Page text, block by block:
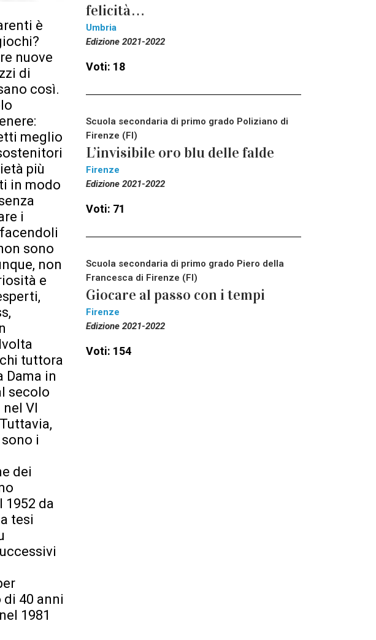
è
nuove
di
così.
meglio
più
in modo
i
sono
non
e
tuttora
Dama in
secolo
VI
i
dei
1952 da
tesi
di 40 anni
1981
felicità…
Umbria
Edizione 2021-2022
Voti: 18
Scuola secondaria di primo grado Poliziano di
Firenze (FI)
L’invisibile oro blu delle falde
Firenze
Edizione 2021-2022
Voti: 71
Scuola secondaria di primo grado Piero della
Francesca di Firenze (FI)
Giocare al passo con i tempi
Firenze
Edizione 2021-2022
Voti: 154